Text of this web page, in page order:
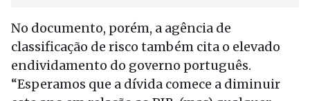
No documento, porém, a agência de
classificação de risco também cita o elevado
endividamento do governo português.
“Esperamos que a dívida comece a diminuir